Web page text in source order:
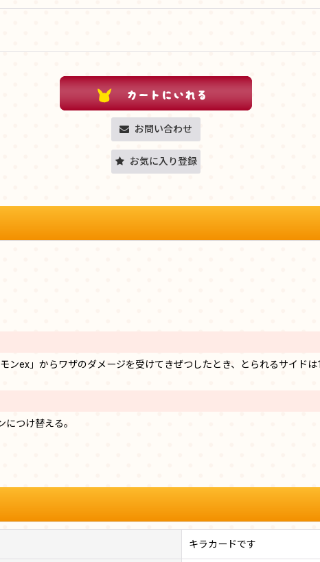
お問い合わせ
お気に入り登録
ンex」からワザのダメージを受けてきぜつしたとき、とられるサイド
つけ替える。
キラカードです